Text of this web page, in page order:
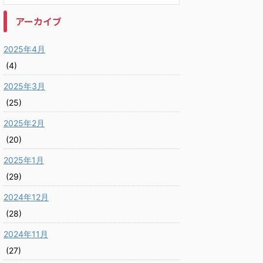
アーカイブ
2025年4月
(4)
2025年3月
(25)
2025年2月
(20)
2025年1月
(29)
2024年12月
(28)
2024年11月
(27)